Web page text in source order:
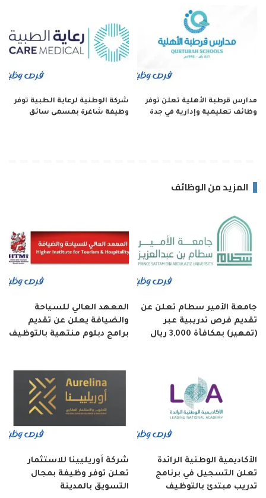
مدارس قرطبة الأهلية تعلن توفر
وظائف تعليمية وإدارية في جدة
شركة الوطنية لرعاية الطبية توفر
وظيفة شاغرة بمسمى سائق
المزيد من الوظائف
جامعة الأمير سطام تعلن عن
تقديم فرص تدريبية عبر
(تمهير) بمكافأة 3,000 ريال
المعهد العالي للسياحة
والضيافة يعلن عن تقديم
برامج دبلوم منتهية بالتوظيف
الأكاديمية الوطنية الرائدة
تعلن التسجيل في برنامج
تدريب مبتدئ بالتوظيف
شركة أوريليينا للاستثمار
تعلن توفر وظيفة بمجال
التسويق بالمدينة